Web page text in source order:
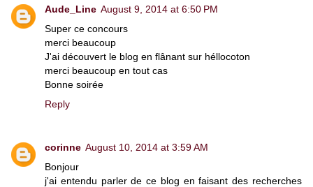
Aude_Line August 9, 2014 at 6:50 PM
Super ce concours
merci beaucoup
J'ai découvert le blog en flânant sur héllocoton
merci beaucoup en tout cas
Bonne soirée
Reply
corinne August 10, 2014 at 3:59 AM
Bonjour
j'ai entendu parler de ce blog en faisant des recherches